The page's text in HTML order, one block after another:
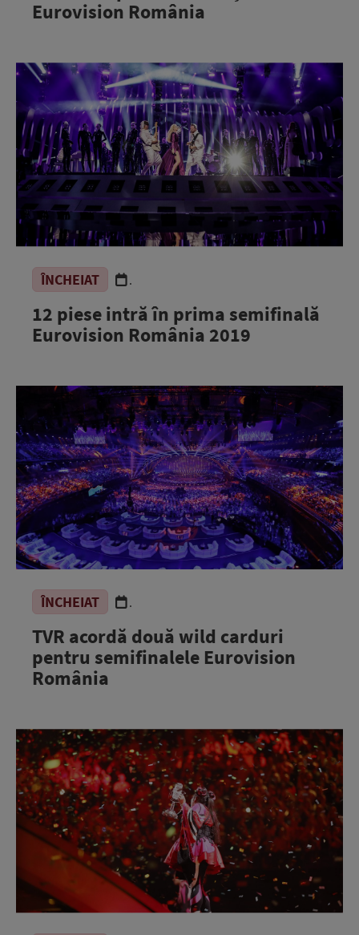
Eurovision România
ÎNCHEIAT .
12 piese intră în prima semifinală
Eurovision România 2019
ÎNCHEIAT .
TVR acordă două wild carduri
pentru semifinalele Eurovision
România